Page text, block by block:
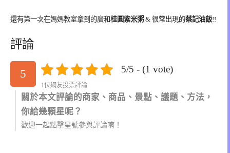
還有第一次在媽媽教室拿到的廣和桂圓紫米粥 & 很常出現的蔡記油飯!!
評論
5 5/5 - (1 vote)
1位網友投票評論
關於本文評論的商家、商品、景點、議題、方法，
你給幾顆星呢？
歡迎一起點擊星號參與評論唷！